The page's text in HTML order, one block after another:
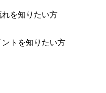
を知りたい方
トを知りたい方